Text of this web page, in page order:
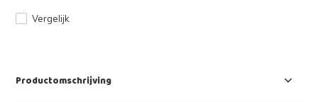
Vergelijk
Productomschrijving